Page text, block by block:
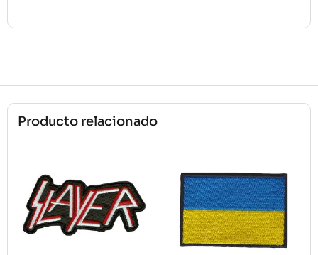
Producto relacionado